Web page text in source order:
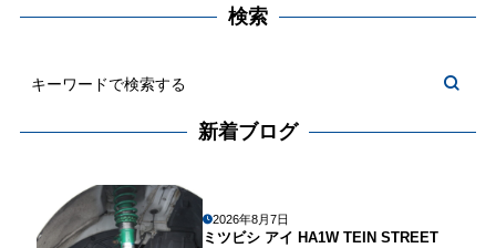
検索
新着ブログ
2026年8月7日
ミツビシ アイ HA1W TEIN STREET